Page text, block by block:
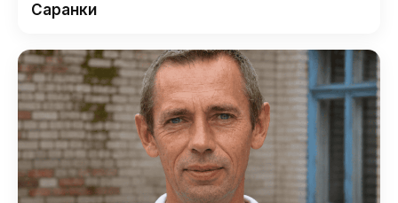
Саранки